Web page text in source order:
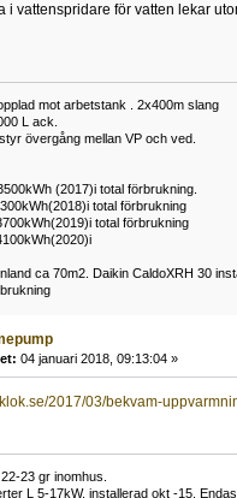
i vattenspridare för vatten lekar
mot arbetstank . 2x400m slang
L ack.
övergång mellan VP och ved.
(2017)i total förbrukning.
total förbrukning
total förbrukning
ca 70m2. Daikin CaldoXRH 30
04 januari 2018, 09:13:04 »
2017/03/bekvam-
23 gr inomhus.
L 5-17kW, installerad okt -15.